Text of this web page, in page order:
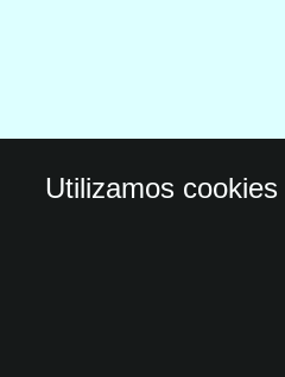
Utilizamos